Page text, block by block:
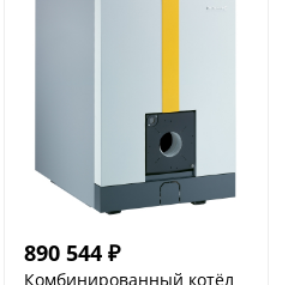
890 544 ₽
Комбинированный котёл